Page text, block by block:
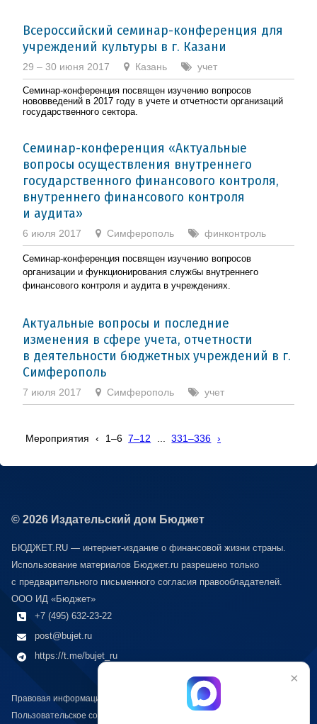
Всероссийский семинар-конференция для
учреждений культуры в г. Казани
29 – 30 июня 2017 Казань учет
Семинар-конференция посвящен изучению вопросов
нововведений в 2017 году в учете и отчетности организаций
государственного сектора.
Семинар-конференция «Актуальные
вопросы осуществления внутреннего
государственного финансового контроля,
внутреннего финансового контроля
и аудита»
6 июля 2017 Симферополь финконтроль
Семинар-конференция посвящен изучению вопросов
организации и функционирования службы внутреннего
финансового контроля и аудита в учреждениях.
Актуальные вопросы и последние
изменения в сфере учета, отчетности
в деятельности бюджетных учреждений в г.
Симферополь
7 июля 2017 Симферополь учет
Мероприятия ‹ 1–6 7–12 331–336 ›
© 2026 Издательский дом Бюджет
БЮДЖЕТ.RU — интернет-издание о финансовой жизни страны.
Использование материалов Бюджет.ru разрешено только
с предварительного письменного согласия правообладателей.
ООО ИД «Бюджет»
+7 (495) 632-23-22
post@bujet.ru
https://t.me/bujet_ru
Правовая информация
Пользовательское соглашение
×